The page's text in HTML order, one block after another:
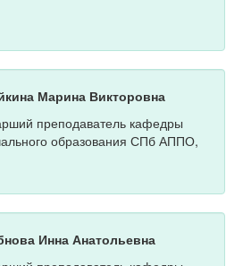
Марина Викторовна
преподаватель кафедры
образования СПб АППО,
Инна Анатольевна